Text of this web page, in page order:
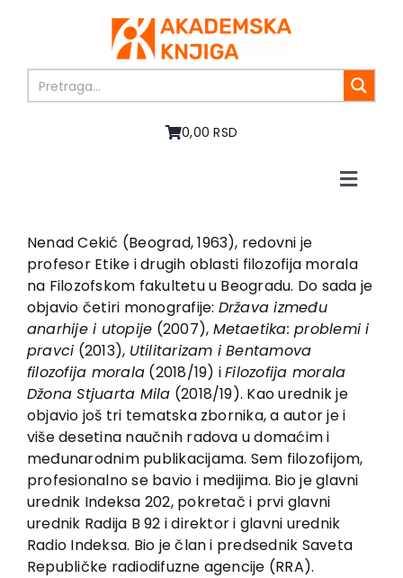
0,00 RSD
Toggle
About us
Books
In preparation
Sale
Authors
News
EU PROJECTS
Contact
Nenad Cekić (Beograd, 1963), redovni je
profesor Etike i drugih oblasti filozofija morala
na Filozofskom fakultetu u Beogradu. Do sada je
objavio četiri monografije: Država između
anarhije i utopije (2007), Metaetika: problemi i
pravci (2013), Utilitarizam i Bentamova
filozofija morala (2018/19) iFilozofija morala
Džona Stjuarta Mila (2018/19). Kao urednik je
objavio još tri tematska zbornika, a autor je i
više desetina naučnih radova u domaćim i
međunarodnim publikacijama. Sem filozofijom,
profesionalno se bavio i medijima. Bio je glavni
urednik Indeksa 202, pokretač i prvi glavni
urednik Radija B 92 i direktor i glavni urednik
Radio Indeksa. Bio je član i predsednik Saveta
Republičke radiodifuzne agencije (RRA).